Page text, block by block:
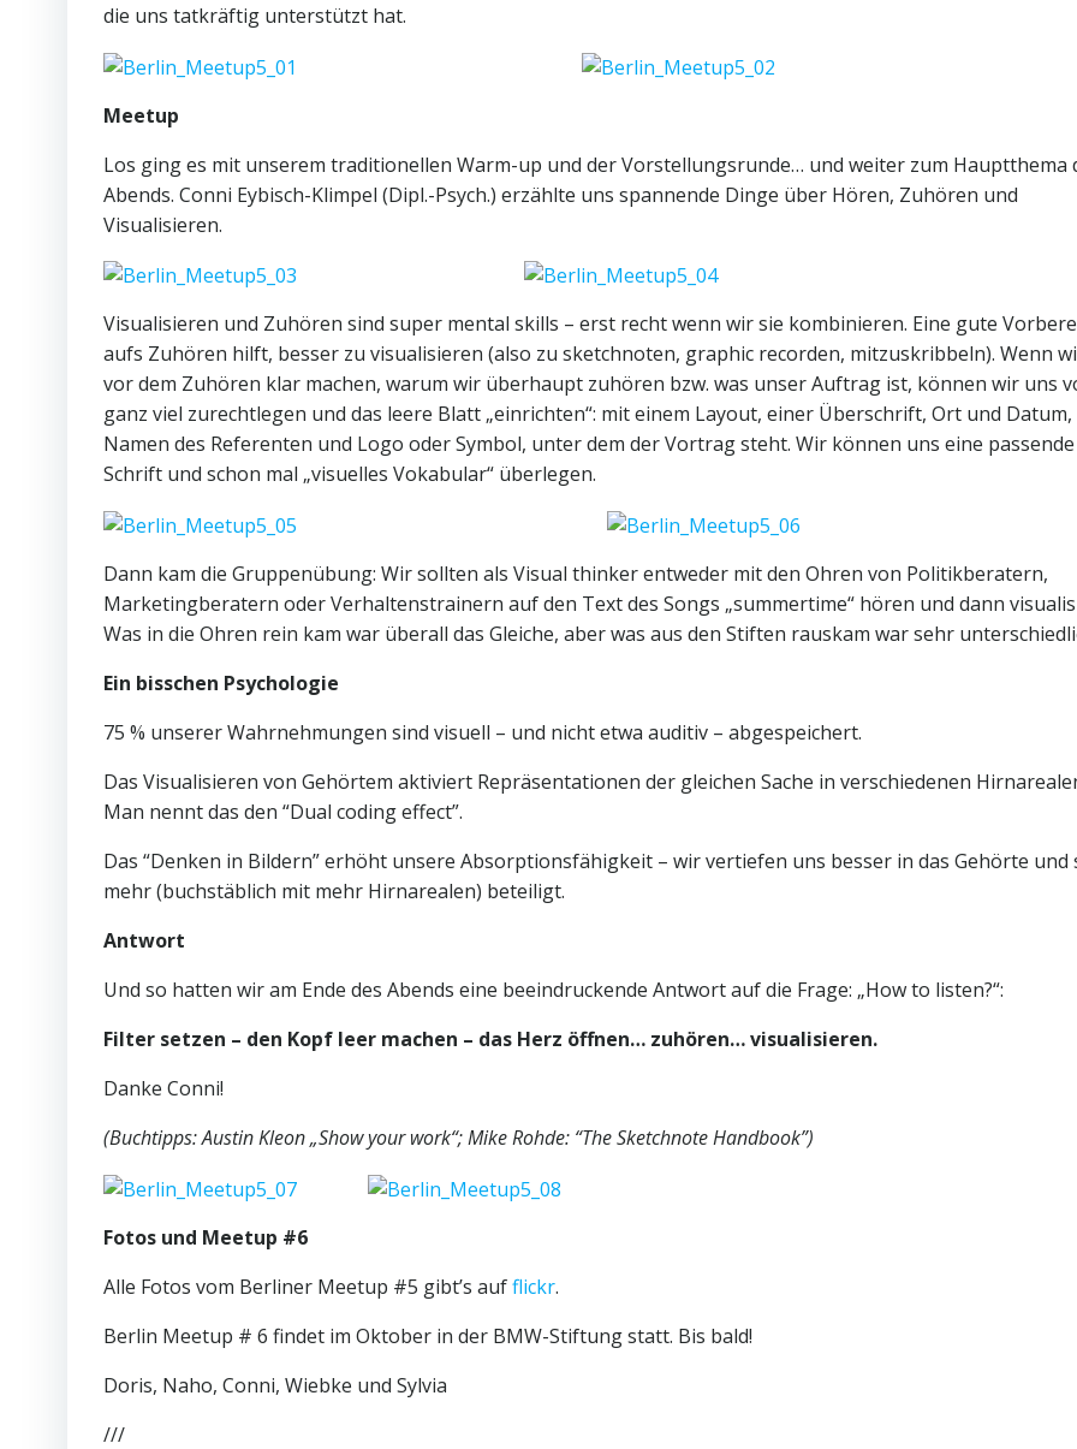
die uns tatkräftig unterstützt hat.
Meetup
Los ging es mit unserem traditionellen Warm-up und der Vorstellungsrunde… und weiter zum Hauptthema
Abends. Conni Eybisch-Klimpel (Dipl.-Psych.) erzählte uns spannende Dinge über Hören, Zuhören und
Visualisieren.
Visualisieren und Zuhören sind super mental skills – erst recht wenn wir sie kombinieren. Eine gute
aufs Zuhören hilft, besser zu visualisieren (also zu sketchnoten, graphic recorden, mitzuskribbeln). Wenn
vor dem Zuhören klar machen, warum wir überhaupt zuhören bzw. was unser Auftrag ist, können wir uns
ganz viel zurechtlegen und das leere Blatt „einrichten“: mit einem Layout, einer Überschrift, Ort und Datum,
Namen des Referenten und Logo oder Symbol, unter dem der Vortrag steht. Wir können uns eine passende
Schrift und schon mal „visuelles Vokabular“ überlegen.
Dann kam die Gruppenübung: Wir sollten als Visual thinker entweder mit den Ohren von Politikberatern,
Marketingberatern oder Verhaltenstrainern auf den Text des Songs „summertime“ hören und dann
Was in die Ohren rein kam war überall das Gleiche, aber was aus den Stiften rauskam war sehr
Ein bisschen Psychologie
75 % unserer Wahrnehmungen sind visuell – und nicht etwa auditiv – abgespeichert.
Das Visualisieren von Gehörtem aktiviert Repräsentationen der gleichen Sache in verschiedenen
Man nennt das den “Dual coding effect”.
Das “Denken in Bildern” erhöht unsere Absorptionsfähigkeit – wir vertiefen uns besser in das Gehörte und
mehr (buchstäblich mit mehr Hirnarealen) beteiligt.
Antwort
Und so hatten wir am Ende des Abends eine beeindruckende Antwort auf die Frage: „How to listen?“:
Filter setzen – den Kopf leer machen – das Herz öffnen… zuhören… visualisieren.
Danke Conni!
(Buchtipps: Austin Kleon „Show your work“; Mike Rohde: “The Sketchnote Handbook”)
Fotos und Meetup #6
Alle Fotos vom Berliner Meetup #5 gibt’s aufflickr.
Berlin Meetup # 6 findet im Oktober in der BMW-Stiftung statt. Bis bald!
Doris, Naho, Conni, Wiebke und Sylvia
///